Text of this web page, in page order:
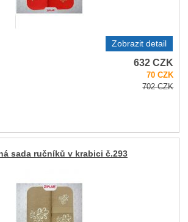
Zobrazit detail
632CZK
70CZK
702CZK
sada ručníků v krabici č.293